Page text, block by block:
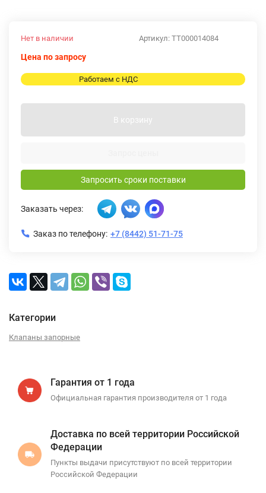
Артикул: ТТ000014084
Нет в наличии
Цена по запросу
Работаем с НДС
В корзину
Запросить сроки поставки
Заказать через:
Заказ по телефону: +7 (8442) 51-71-75
Категории
Клапаны запорные
Гарантия от 1 года
Официальная гарантия производителя от 1 года
Доставка по всей территории Российской
Федерации
Пункты выдачи присутствуют по всей территории
Российской Федерации